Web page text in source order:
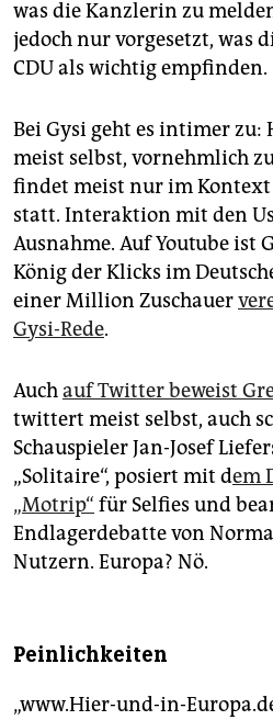
was die Kanzlerin zu
jedoch nur vorgesetzt, was
CDU als wichtig empfinden.
Bei Gysi geht es intimer zu:
meist selbst, vornehmlich
findet meist nur im
statt. Interaktion mit den
Ausnahme. Auf Youtube ist
König der Klicks im
einer Million Zuschauer
Gysi-Rede.
Auchauf Twitter beweist
twittert meist selbst, auch
Schauspieler Jan-Josef
„Solitaire“, posiert mit dem
„Motrip“ für Selfies und
Endlagerdebatte von
Nutzern. Europa? Nö.
Peinlichkeiten
„www.Hier-und-in-